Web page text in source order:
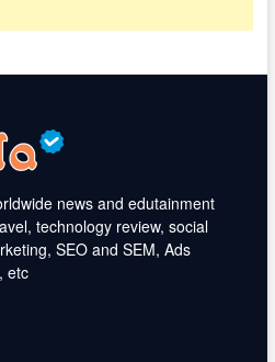
news and edutainment
technology review, social
SEO and SEM, Ads
etc